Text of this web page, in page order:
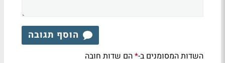
הוסף תגובה
השדות המסומנים ב-*הם שדות חובה